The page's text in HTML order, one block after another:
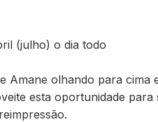
(julho) o dia todo
Amane olhando para cima
esta oportunidade para